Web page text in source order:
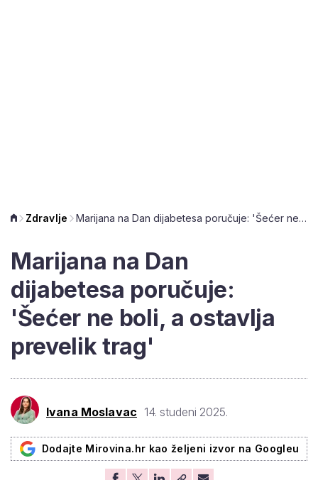
Zdravlje Marijana na Dan dijabetesa poručuje: 'Šećer ne boli, a ostavlja prevelik trag'
Marijana na Dan
dijabetesa poručuje:
'Šećer ne boli, a ostavlja
prevelik trag'
Ivana Moslavac 14. studeni 2025.
Dodajte Mirovina.hr kao željeni izvor na Googleu